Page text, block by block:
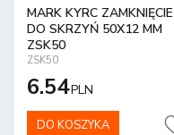
MARK KYRC ZAMKNIĘCIE
DO SKRZYŃ 50X12 MM
ZSK50
ZSK50
6.54PLN
DO KOSZYKA